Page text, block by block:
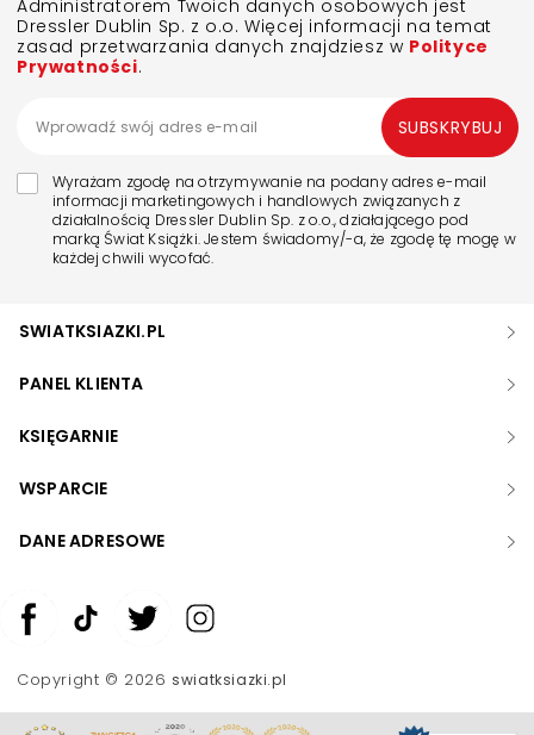
Administratorem Twoich danych osobowych jest
Dressler Dublin Sp. z o.o. Więcej informacji na temat
zasad przetwarzania danych znajdziesz w Polityce
Prywatności.
Wyrażam zgodę na otrzymywanie na podany adres e-mail
informacji marketingowych i handlowych związanych z
działalnością Dressler Dublin Sp. z o.o., działającego pod
marką Świat Książki. Jestem świadomy/-a, że zgodę tę mogę w
każdej chwili wycofać.
SUBSKRYBUJ
SWIATKSIAZKI.PL
PANEL KLIENTA
KSIĘGARNIE
WSPARCIE
DANE ADRESOWE
Copyright © 2026swiatksiazki.pl
Zwiększ rozmiar czcionki